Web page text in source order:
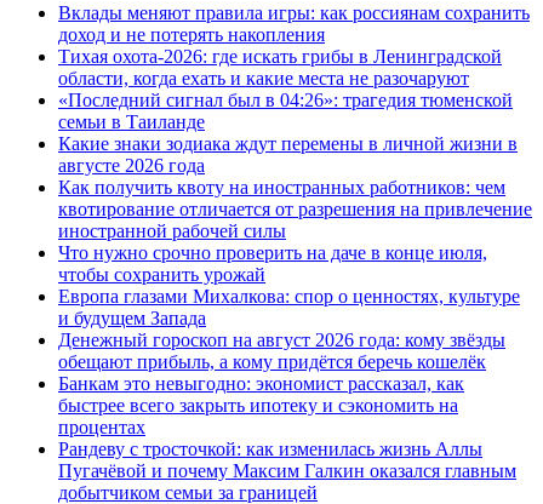
Вклады меняют правила игры: как россиянам сохранить
доход и не потерять накопления
Тихая охота-2026: где искать грибы в Ленинградской
области, когда ехать и какие места не разочаруют
«Последний сигнал был в 04:26»: трагедия тюменской
семьи в Таиланде
Какие знаки зодиака ждут перемены в личной жизни в
августе 2026 года
Как получить квоту на иностранных работников: чем
квотирование отличается от разрешения на привлечение
иностранной рабочей силы
Что нужно срочно проверить на даче в конце июля,
чтобы сохранить урожай
Европа глазами Михалкова: спор о ценностях, культуре
и будущем Запада
Денежный гороскоп на август 2026 года: кому звёзды
обещают прибыль, а кому придётся беречь кошелёк
Банкам это невыгодно: экономист рассказал, как
быстрее всего закрыть ипотеку и сэкономить на
процентах
Рандеву с тросточкой: как изменилась жизнь Аллы
Пугачёвой и почему Максим Галкин оказался главным
добытчиком семьи за границей